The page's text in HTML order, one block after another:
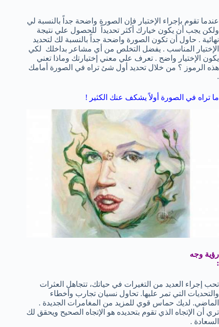
عندما تقوم بإجراء الإختبار فإن الصورة واضحة جداً بالنسبة لي
ولكن يجب أن يكون خيارك أكثر تحديداً للحصول علي نتيجة
نهائية . حاول أن تكون الصورة واضحة جداً بالنسبة لك لتحديد
الإختيار المناسب . يفضل التخلص من أي مشاعر بداخلك لكي
يكون الإختيار واضح . تعرف علي معني إختيارتك وماذا تعني
هذه الرموز ؟ من خلال تحديد أول شئ تراه في الصورة أمامك
.
ما تراه في الصورة أولاً يشكف عنك الكثير !
رؤية وجه
:
تحب إجراء العديد من التغيرات في حياتك، تتجاهل العثرات
والتحديات التي تمر عليها. تحاول نسيان تجارب وأخطاء
الماضي. لديك حماس قوي للمزيد من المغامرات الجديدة .
تري أن الإتجاه الذي تقوم بتحديده هو الإتجاه الصحيح ويحقق لك
السعادة .